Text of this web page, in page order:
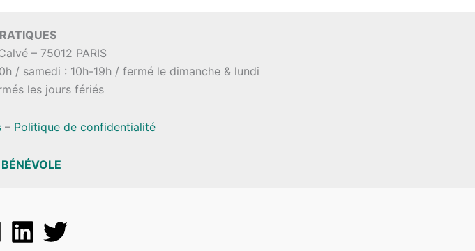
– 75012 PARIS
/ samedi : 10h-19h / fermé le dimanche & lundi
les jours fériés
– Politique de confidentialité